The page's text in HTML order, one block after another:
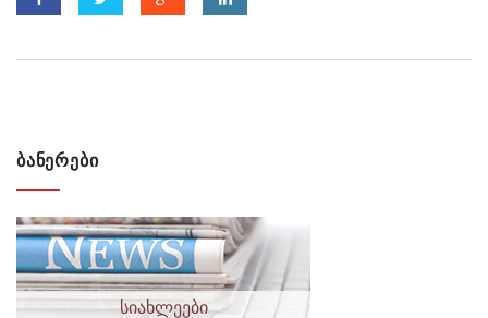
ᲑᲐᲜᲔᲠᲔᲑᲘ
სიახლეები